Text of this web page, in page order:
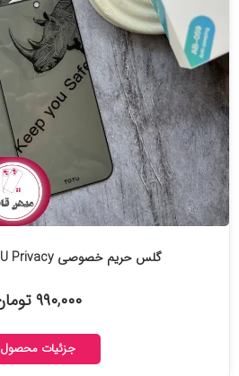
گلس حریم خصوصی TOTU Privacy کد-۱۲۳۵۶۷
۹۹۰,۰۰۰ تومان
جزئیات محصول